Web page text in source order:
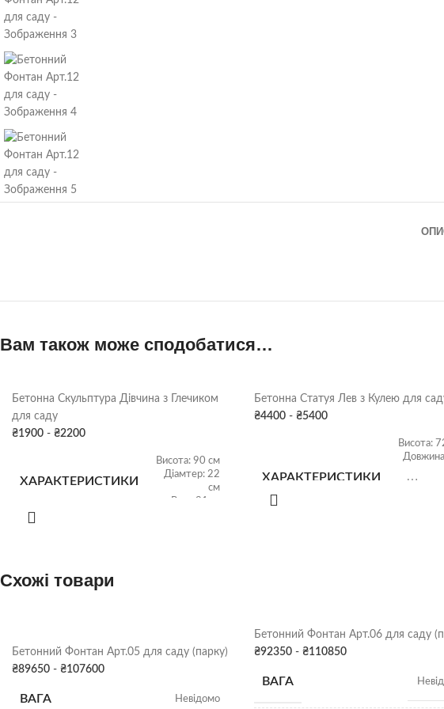
Вам також може сподобатися…
Бетонна Скульптура Дівчина з Глечиком
для саду
₴1900 - ₴2200
ХАРАКТЕРИСТИКИ
Висота: 90 см
Діамтер: 22
см
Вага: 31 кг
Бетонна Статуя Лев з Кулею для
₴4400 - ₴5400
ХАРАКТЕРИСТИКИ
Висота:
СКЛАД
Схожі товари
Бетонний Фонтан Арт.05 для саду (парку)
₴89650 - ₴107600
ВАГА Невідомо
Бетонний Фонтан Арт.06 для саду
₴92350 - ₴110850
ВАГА